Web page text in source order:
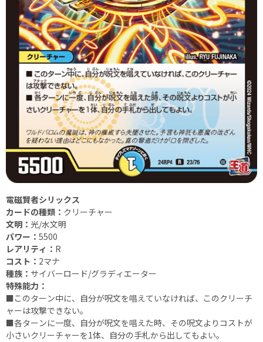
電磁賢者シリックス
カードの種類： クリーチャー
文明： 光/水文明
パワー： 5500
レアリティ： R
コスト： 2マナ
種族： サイバーロード/グラディエーター
特殊能力：
■このターン中に、自分が呪文を唱えていなければ、このクリーチ
ャーは攻撃できない。
■各ターンに一度、自分が呪文を唱えた時、その呪文よりコストが
小さいクリーチャーを1体、自分の手札から出してもよい。